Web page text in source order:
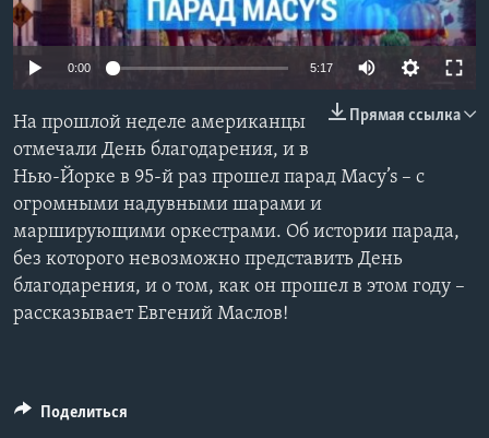
СОЦИАЛЬНЫЕ СЕТИ
Языки
0:00 5:17
Прямая ссылка
На прошлой неделе американцы
отмечали День благодарения, и в
Нью-Йорке в 95-й раз прошел парад Macy’s – с
огромными надувными шарами и
марширующими оркестрами. Об истории парада,
без которого невозможно представить День
благодарения, и о том, как он прошел в этом году –
рассказывает Евгений Маслов!
Поделиться